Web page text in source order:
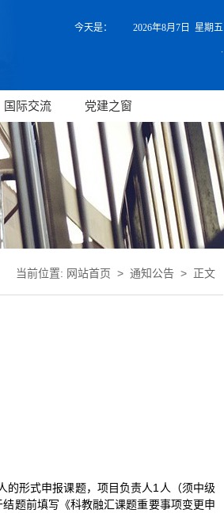
今天是：
2026年8月7日 星期五
.
国际交流 党建之窗
当前位置: 网站首页 > 通知公告 > 正文
的形式申报课题，项目负责人1人（须中级
题前填写《科教融汇课题重要事项变更申